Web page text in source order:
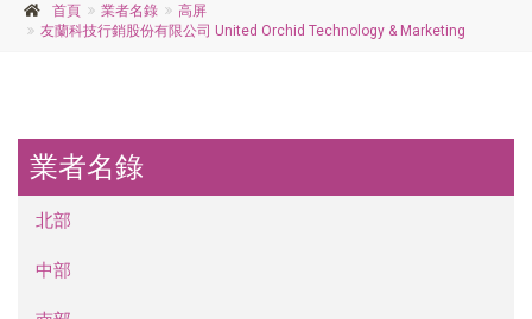
首頁 業者名錄
高屏
友蘭科技行銷股份有限公司 United Orchid Technology & Marketing
業者名錄
北部
中部